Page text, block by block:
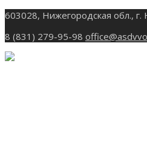
603028, Нижегородская обл.,
8 (831) 279-95-98